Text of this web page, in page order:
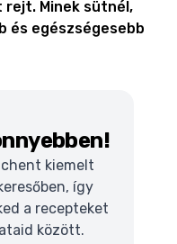
rejt. Minek sütnél,
és egészségesebb
kiemelt
így
a recepteket
között.